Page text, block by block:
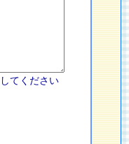
てください